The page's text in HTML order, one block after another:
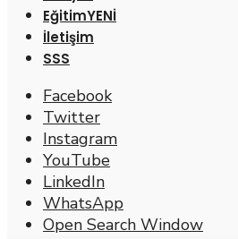
Eğitim
İletişim
SSS
Facebook
Twitter
Instagram
YouTube
LinkedIn
WhatsApp
Open Search Window